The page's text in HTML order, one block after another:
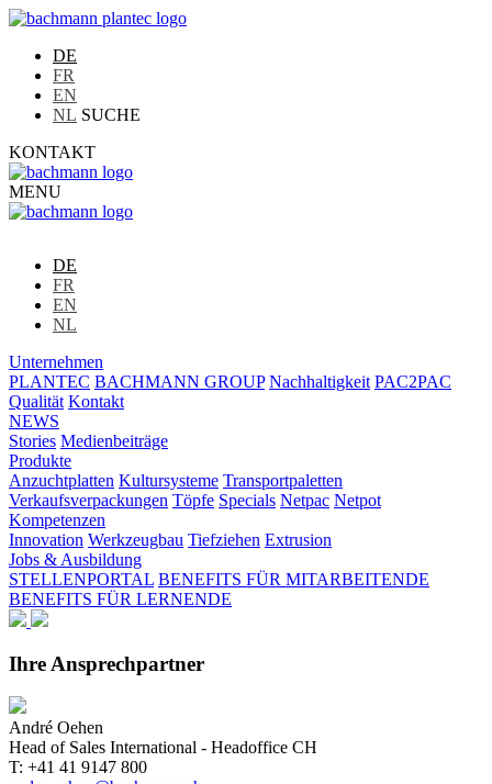
DE
FR
EN
NL SUCHE
KONTAKT
MENU
DE
FR
EN
NL
Unternehmen
PLANTEC BACHMANN GROUP Nachhaltigkeit PAC2PAC
Qualität Kontakt
NEWS
Stories Medienbeiträge
Produkte
Anzuchtplatten Kultursysteme Transportpaletten
Verkaufsverpackungen Töpfe Specials Netpac Netpot
Kompetenzen
Innovation Werkzeugbau Tiefziehen Extrusion
Jobs & Ausbildung
STELLENPORTAL BENEFITS FÜR MITARBEITENDE
BENEFITS FÜR LERNENDE
Ihre Ansprechpartner
André Oehen
Head of Sales International - Headoffice CH
T: +41 41 9147 800